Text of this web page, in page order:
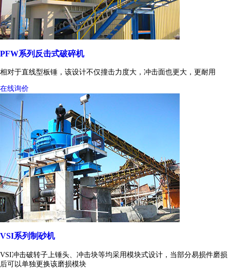
PFW系列反击式破碎机
相对于直线型板锤，该设计不仅撞击力度大，冲击面也更大，更耐用
在线询价
VSI系列制砂机
VSI冲击破转子上锤头、冲击块等均采用模块式设计，当部分易损件磨损
后可以单独更换该磨损模块